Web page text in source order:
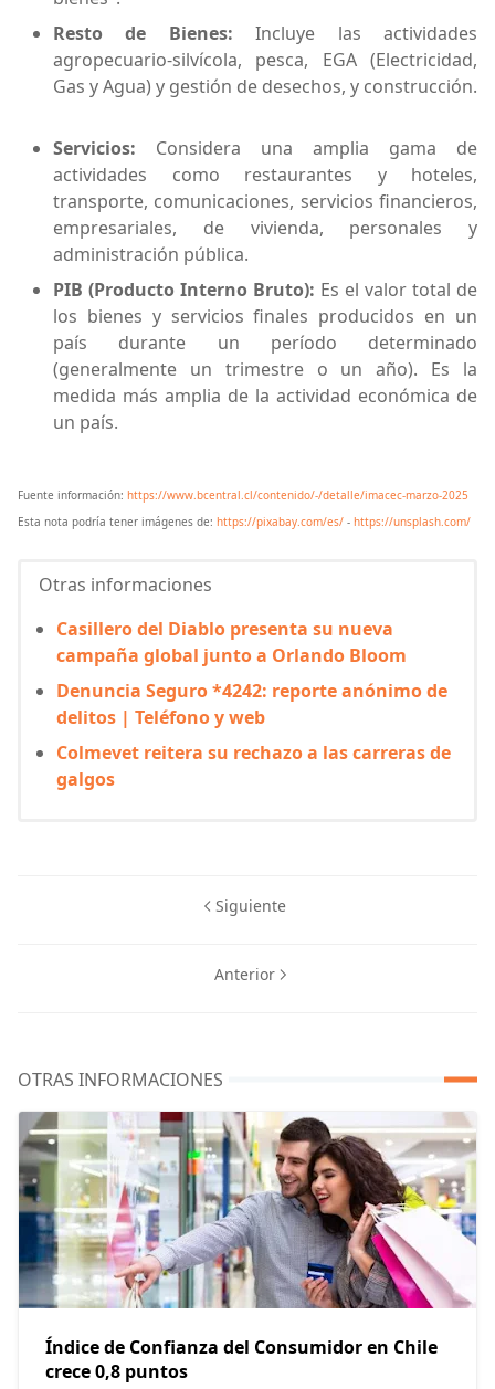
Resto de Bienes: Incluye las actividades
agropecuario-silvícola, pesca, EGA (Electricidad,
Gas y Agua) y gestión de desechos, y construcción.
Servicios: Considera una amplia gama de
actividades como restaurantes y hoteles,
transporte, comunicaciones, servicios financieros,
empresariales, de vivienda, personales y
administración pública.
PIB (Producto Interno Bruto): Es el valor total de
los bienes y servicios finales producidos en un
país durante un período determinado
(generalmente un trimestre o un año). Es la
medida más amplia de la actividad económica de
un país.
Fuente información: https://www.bcentral.cl/contenido/-/detalle/imacec-marzo-2025
Esta nota podría tener imágenes de: https://pixabay.com/es/ - https://unsplash.com/
Otras informaciones
Casillero del Diablo presenta su nueva
campaña global junto a Orlando Bloom
Denuncia Seguro *4242: reporte anónimo de
delitos | Teléfono y web
Colmevet reitera su rechazo a las carreras de
galgos
Siguiente
Anterior
OTRAS INFORMACIONES
Índice de Confianza del Consumidor en Chile
crece 0,8 puntos